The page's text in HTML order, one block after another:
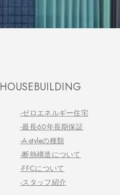
HOUSEBUILDING
-ゼロエネルギー住宅
-最長60年長期保証
-A-styleの種類
-断熱構造について
-FFCについて
-スタッフ紹介